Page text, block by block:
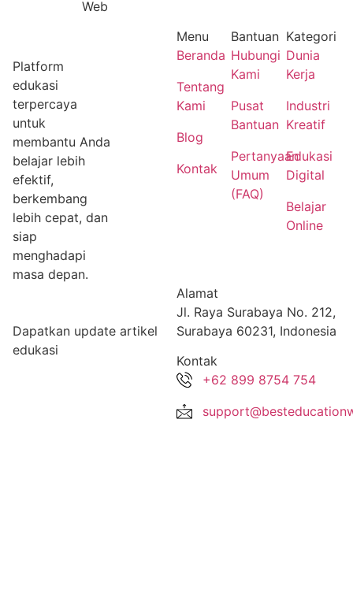
Platform
edukasi
terpercaya
untuk
membantu Anda
belajar lebih
efektif,
berkembang
lebih cepat, dan
siap
menghadapi
masa depan.
Dapatkan update artikel
edukasi
Menu
Beranda
Tentang
Kami
Blog
Kontak
Bantuan
Hubungi
Kami
Pusat
Bantuan
Pertanyaan
Umum
(FAQ)
Kategori
Dunia
Kerja
Industri
Kreatif
Edukasi
Digital
Belajar
Online
Alamat
Jl. Raya Surabaya No. 212,
Surabaya 60231, Indonesia
Kontak
+62 899 8754 754